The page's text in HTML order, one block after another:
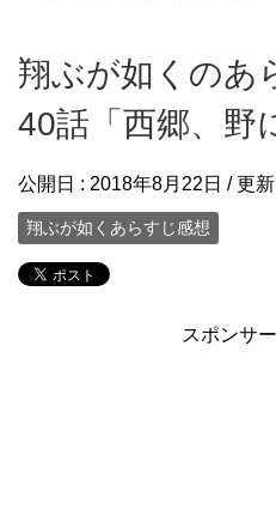
翔ぶが如くのあ
40話「西郷、野
公開日 : 2018年8月22日 / 更
翔ぶが如くあらすじ感想
スポンサ